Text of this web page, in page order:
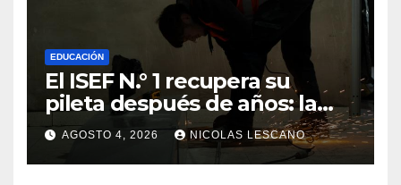
EDUCACIÓN
El ISEF N.° 1 recupera su
pileta después de años: la
obra ya supera el 50% y
cambia la formación de miles
de estudiantes
AGOSTO 4, 2026 NICOLAS LESCANO